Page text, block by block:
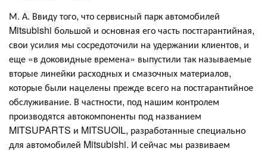
М. А. Ввиду того, что сервисный парк автомобилей
Mitsubishi большой и основная его часть постгарантийная,
свои усилия мы сосредоточили на удержании клиентов, и
еще «в доковидные времена» выпустили так называемые
вторые линейки расходных и смазочных материалов,
которые были нацелены прежде всего на постгарантийное
обслуживание. В частности, под нашим контролем
производятся автокомпоненты под названием
MITSUPARTS и MITSUOIL, разработанные специально
для автомобилей Mitsubishi. И сейчас мы развиваем